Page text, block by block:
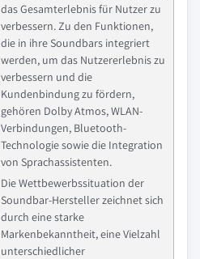
das Gesamterlebnis für Nutzer zu
verbessern. Zu den Funktionen,
die in ihre Soundbars integriert
werden, um das Nutzererlebnis zu
verbessern und die
Kundenbindung zu fördern,
gehören Dolby Atmos, WLAN-
Verbindungen, Bluetooth-
Technologie sowie die Integration
von Sprachassistenten.
Die Wettbewerbssituation der
Soundbar-Hersteller zeichnet sich
durch eine starke
Markenbekanntheit, eine Vielzahl
unterschiedlicher